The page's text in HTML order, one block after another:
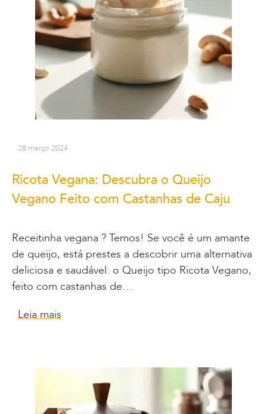
28 março 2024
Ricota Vegana: Descubra o Queijo
Vegano Feito com Castanhas de Caju
Receitinha vegana ? Temos! Se você é um amante
de queijo, está prestes a descobrir uma alternativa
deliciosa e saudável: o Queijo tipo Ricota Vegano,
feito com castanhas de…
Leia mais